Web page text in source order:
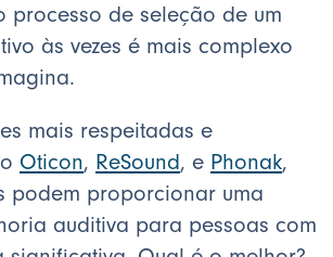
processo de seleção de um
às vezes é mais complexo
mais respeitadas e
Oticon, ReSound, e Phonak,
podem proporcionar uma
auditiva para pessoas com